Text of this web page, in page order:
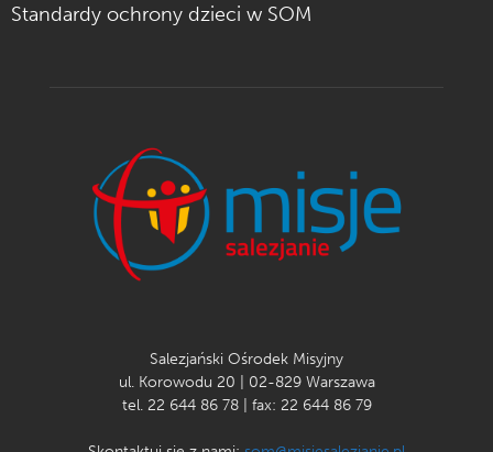
Standardy ochrony dzieci w SOM
Salezjański Ośrodek Misyjny
ul. Korowodu 20 | 02-829 Warszawa
tel. 22 644 86 78 | fax: 22 644 86 79